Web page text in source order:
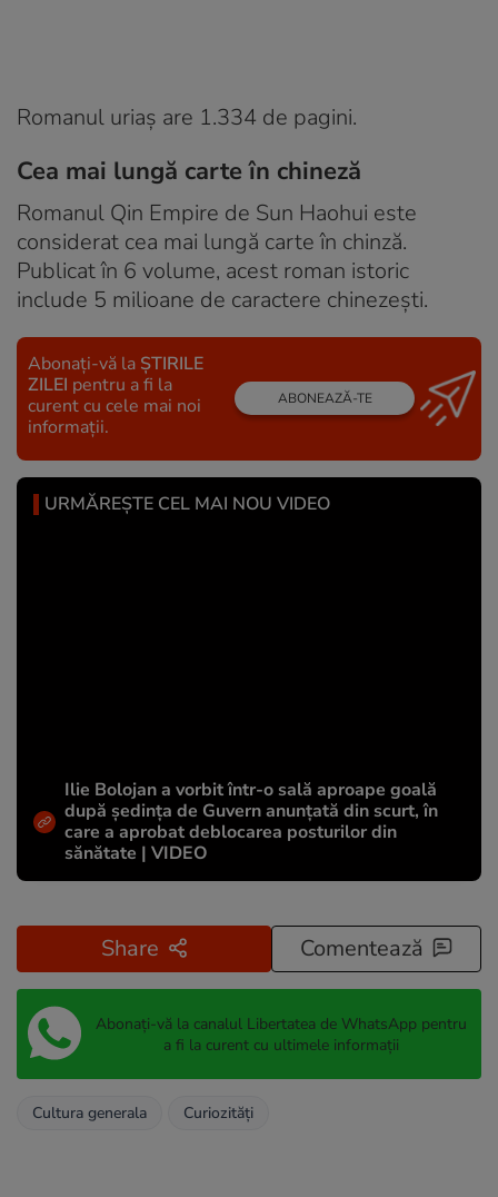
Romanul uriaș are 1.334 de pagini.
Cea mai lungă carte în chineză
Romanul Qin Empire de Sun Haohui este
considerat cea mai lungă carte în chinză.
Publicat în 6 volume, acest roman istoric
include 5 milioane de caractere chinezești.
Abonați-vă la ȘTIRILE
ZILEI pentru a fi la
curent cu cele mai noi
informații.
ABONEAZĂ-TE
URMĂREȘTE CEL MAI NOU VIDEO
Ilie Bolojan a vorbit într-o sală aproape goală
după ședința de Guvern anunțată din scurt, în
care a aprobat deblocarea posturilor din
sănătate | VIDEO
Share Comentează
Abonați-vă la canalul Libertatea de WhatsApp pentru
a fi la curent cu ultimele informații
Cultura generala Curiozități